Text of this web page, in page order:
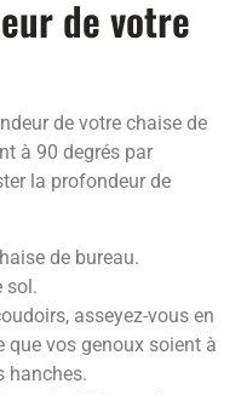
de votre
de votre chaise de
à 90 degrés par
la profondeur de
de bureau.
sol.
asseyez-vous en
que vos genoux soient à
hanches.